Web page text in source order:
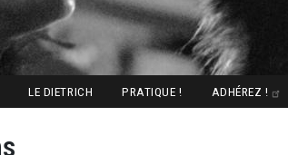
LE DIETRICH PRATIQUE ! ADHÉREZ !